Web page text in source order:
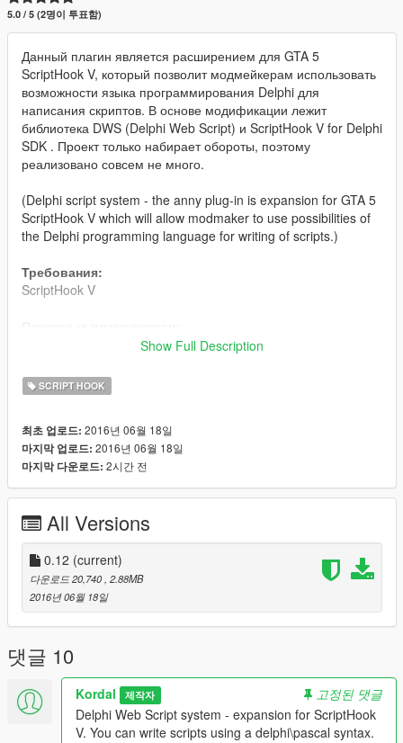
5.0 / 5 (2명이 투표함)
Данный плагин является расширением для GTA 5
ScriptHook V, который позволит модмейкерам использовать
возможности языка программирования Delphi для
написания скриптов. В основе модификации лежит
библиотека DWS (Delphi Web Script) и ScriptHook V for Delphi
SDK . Проект только набирает обороты, поэтому
реализовано совсем не много.
(Delphi script system - the anny plug-in is expansion for GTA 5
ScriptHook V which will allow modmaker to use possibilities of
the Delphi programming language for writing of scripts.)
Требования:
ScriptHook V
Написание скриптов с возможностью использования
Нет необходимости использовать компилятор и среду
разработки, таскать сторонние библиотеки.
Скрипты выполняются в режиме реального времени
интерпретатором Delphi Web Script.
Скрипты можно писать в режиме реального времени,
свернув игру в Taskbar.
системной клавиши F9 непосредственно в игре.
Ведение логов (запись ошибок компиляции в файл с
указанием строки, колонки и имени исполняемого
скрипта).
Недостатки:
Отсутствует пользовательский интерфейс.
Плагин находится на ранней стадии разработки,
поэтому возможности его применения
минимальны.
Show Full Description
SCRIPT HOOK
최초 업로드: 2016년 06월 18일
마지막 업로드: 2016년 06월 18일
마지막 다운로드: 2시간 전
All Versions
0.12 (current)
다운로드 20,740 , 2.88MB
2016년 06월 18일
댓글 10
Kordal 제작자
고정된 댓글
Delphi Web Script system - expansion for ScriptHook
V. You can write scripts using a delphi\pascal syntax.